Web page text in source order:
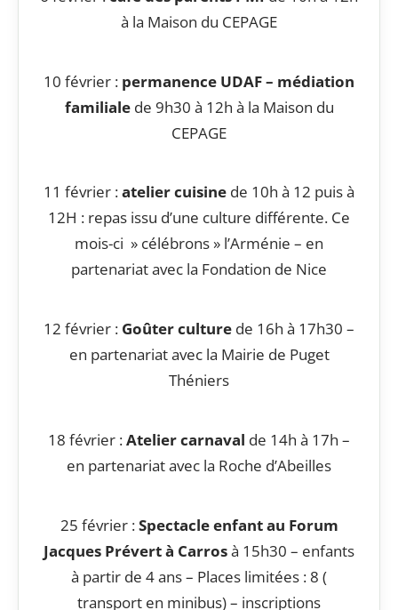
à la Maison du CEPAGE
10 février : permanence UDAF – médiation
familialede 9h30 à 12h à la Maison du
CEPAGE
11 février :atelier cuisine de 10h à 12 puis à
12H : repas issu d’une culture différente. Ce
mois-ci » célébrons » l’Arménie – en
partenariat avec la Fondation de Nice
12 février : Goûter culture de 16h à 17h30 –
en partenariat avec la Mairie de Puget
Théniers
18 février :Atelier carnaval de 14h à 17h –
en partenariat avec la Roche d’Abeilles
25 février :Spectacle enfant au Forum
Jacques Prévert à Carrosà 15h30 – enfants
à partir de 4 ans – Places limitées : 8 (
transport en minibus) – inscriptions